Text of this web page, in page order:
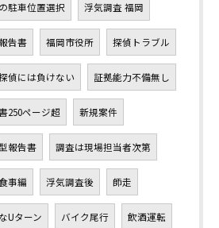
駐車位置選択 浮気調査 福岡
告書 福岡市役所 探偵トラブル
偵には負けない 証拠能力不備無し
250ページ超 新規案件
報告書 調査は現場担当者次第
事編 浮気調査後 師走
Uターン バイク尾行 飲酒運転